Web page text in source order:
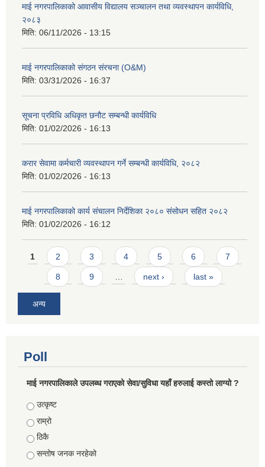
माई नगरपालिकाको आवासीय विद्यालय सञ्चालन तथा व्यवस्थापन कार्यविधि,
२०८३
मिति: 06/11/2026 - 13:15
माई नगरपालिकाको संगठन संरचना (O&M)
मिति: 03/31/2026 - 16:37
सूचना प्रविधि अधिकृत छनौट सम्बन्धी कार्यविधि
मिति: 01/02/2026 - 16:13
करार सेवामा कर्मचारी व्यवस्थापन गर्ने सम्बन्धी कार्यविधि, २०८२
मिति: 01/02/2026 - 16:13
माई नगरपालिकाको कार्य संचालन निर्देशिका २०८० संसोधन सहित २०८२
मिति: 01/02/2026 - 16:12
Pages
1 2 3 4 5 6 7
8 9 next › last »
अन्य
Poll
माई नगरपालिकाले उपलब्ध गराएको सेवा/सुविधा यहाँ हरुलाई कस्तो लाग्यो ?
Choices
उत्कृष्ट
राम्रो
ठिकै
सन्तोष जनक नरहेको